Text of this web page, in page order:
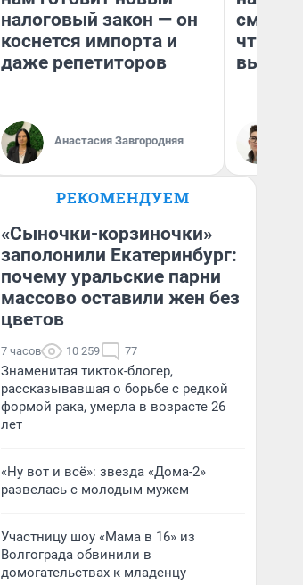
налоговый закон — он
коснется импорта и
даже репетиторов
Анастасия Завгородняя
чтобы
РЕКОМЕНДУЕМ
«Сыночки-корзиночки»
заполонили Екатеринбург:
почему уральские парни
массово оставили жен без
цветов
7 часов 10 259 77
Знаменитая тикток-блогер,
рассказывавшая о борьбе с редкой
формой рака, умерла в возрасте 26
лет
«Ну вот и всё»: звезда «Дома-2»
развелась с молодым мужем
Участницу шоу «Мама в 16» из
Волгограда обвинили в
домогательствах к младенцу